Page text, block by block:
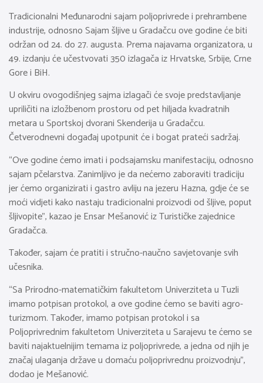
Tradicionalni Međunarodni sajam poljoprivrede i prehrambene
industrije, odnosno Sajam šljive u Gradačcu ove godine će biti
održan od 24. do 27. augusta. Prema najavama organizatora, u
49. izdanju će učestvovati 350 izlagača iz Hrvatske, Srbije, Crne
Gore i BiH.
U okviru ovogodišnjeg sajma izlagači će svoje predstavljanje
upriličiti na izložbenom prostoru od pet hiljada kvadratnih
metara u Sportskoj dvorani Skenderija u Gradačcu.
Četverodnevni događaj upotpunit će i bogat prateći sadržaj.
“Ove godine ćemo imati i podsajamsku manifestaciju, odnosno
sajam pčelarstva. Zanimljivo je da nećemo zaboraviti tradiciju
jer ćemo organizirati i gastro avliju na jezeru Hazna, gdje će se
moći vidjeti kako nastaju tradicionalni proizvodi od šljive, poput
šljivopite”, kazao je Ensar Mešanović iz Turističke zajednice
Gradačca.
Također, sajam će pratiti i stručno-naučno savjetovanje svih
učesnika.
“Sa Prirodno-matematičkim fakultetom Univerziteta u Tuzli
imamo potpisan protokol, a ove godine ćemo se baviti agro-
turizmom. Također, imamo potpisan protokol i sa
Poljoprivrednim fakultetom Univerziteta u Sarajevu te ćemo se
baviti najaktuelnijim temama iz poljoprivrede, a jedna od njih je
značaj ulaganja države u domaću poljoprivrednu proizvodnju”,
dodao je Mešanović.